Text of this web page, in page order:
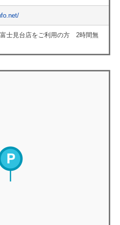
富士見台店をご利用の方 2時間無